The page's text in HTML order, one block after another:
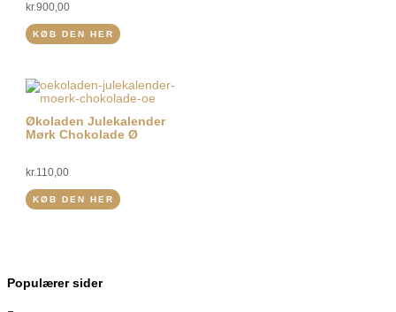
kr.900,00
KØB DEN HER
Økoladen Julekalender
Mørk Chokolade Ø
kr.110,00
KØB DEN HER
Populærer sider